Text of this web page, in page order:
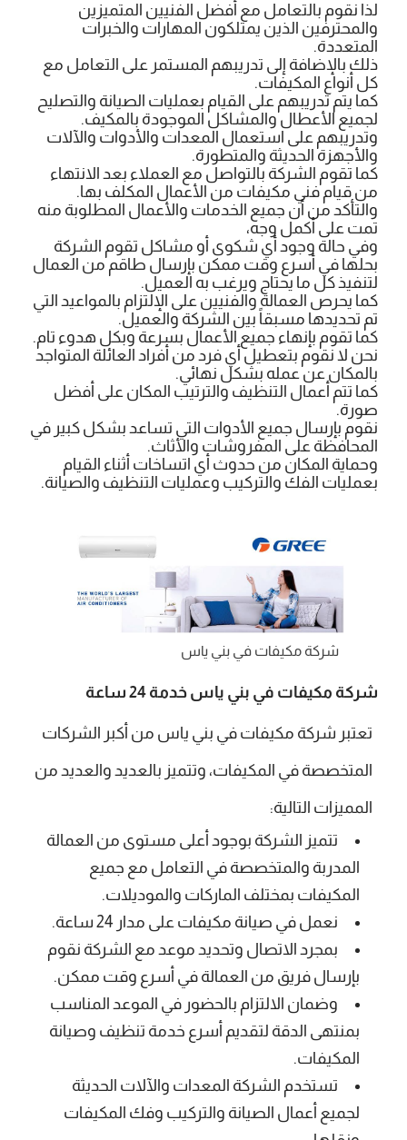
لذا نقوم بالتعامل مع أفضل الفنيين المتميزين
والمحترفين الذين يمتلكون المهارات والخبرات
المتعددة.
ذلك بالإضافة إلى تدريبهم المستمر على التعامل مع
كل أنواع المكيفات.
كما يتم تدريبهم على القيام بعمليات الصيانة والتصليح
لجميع الأعطال والمشاكل الموجودة بالمكيف.
وتدريبهم على استعمال المعدات والأدوات والآلات
والأجهزة الحديثة والمتطورة.
كما تقوم الشركة بالتواصل مع العملاء بعد الانتهاء
من قيام فني مكيفات من الأعمال المكلف بها.
والتأكد من أن جميع الخدمات والأعمال المطلوبة منه
تمت على أكمل وجه،
وفي حالة وجود أي شكوى أو مشاكل تقوم الشركة
بحلها في أسرع وقت ممكن بإرسال طاقم من العمال
لتنفيذ كل ما يحتاج ويرغب به العميل.
كما يحرص العمالة والفنيين على الإلتزام بالمواعيد التي
تم تحديدها مسبقاً بين الشركة والعميل.
كما تقوم بإنهاء جميع الأعمال بسرعة وبكل هدوء تام.
نحن لا نقوم بتعطيل أي فرد من أفراد العائلة المتواجد
بالمكان عن عمله بشكل نهائي.
كما تتم أعمال التنظيف والترتيب المكان على أفضل
صورة.
نقوم بإرسال جميع الأدوات التي تساعد بشكل كبير في
المحافظة على المفروشات والأثاث.
وحماية المكان من حدوث أي اتساخات أثناء القيام
بعمليات الفك والتركيب وعمليات التنظيف والصيانة.
شركة مكيفات في بني ياس
شركة مكيفات في بني ياس خدمة 24 ساعة
تعتبر شركة مكيفات في بني ياس من أكبر الشركات
المتخصصة في المكيفات، وتتميز بالعديد والعديد من
المميزات التالية:
تتميز الشركة بوجود أعلى مستوى من العمالة
المدربة والمتخصصة في التعامل مع جميع
المكيفات بمختلف الماركات والموديلات.
نعمل في صيانة مكيفات على مدار 24 ساعة.
بمجرد الاتصال وتحديد موعد مع الشركة نقوم
بإرسال فريق من العمالة في أسرع وقت ممكن.
وضمان الالتزام بالحضور في الموعد المناسب
بمنتهى الدقة لتقديم أسرع خدمة تنظيف وصيانة
المكيفات.
تستخدم الشركة المعدات والآلات الحديثة
لجميع أعمال الصيانة والتركيب وفك المكيفات